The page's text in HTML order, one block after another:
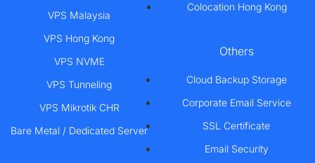
VPS Malaysia
VPS Hong Kong
VPS NVME
VPS Tunneling
VPS Mikrotik CHR
Bare Metal / Dedicated Server
Colocation Hong Kong
Others
Cloud Backup Storage
Corporate Email Service
SSL Certificate
Email Security